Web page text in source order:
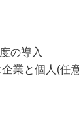
る）
）
の導入
業と個人(任